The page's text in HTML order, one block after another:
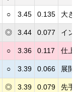
○ 3.45 0.135 大き
◎ 3.44 0.077 イン
○ 3.36 0.117 仕上
○ 3.39 0.066 展開
◎ 3.39 0.079 先手